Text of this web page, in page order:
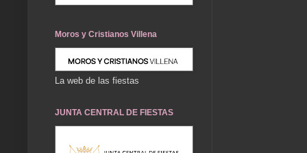
Moros y Cristianos Villena
La web de las fiestas
JUNTA CENTRAL DE FIESTAS